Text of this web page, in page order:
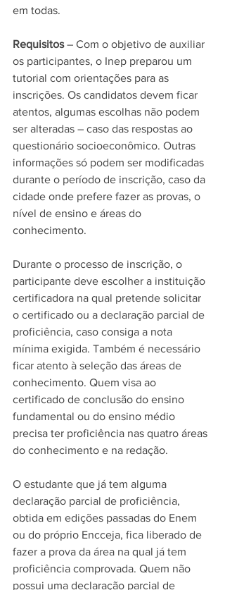
em todas.
Requisitos – Com o objetivo de auxiliar
os participantes, o Inep preparou um
tutorial com orientações para as
inscrições. Os candidatos devem ficar
atentos, algumas escolhas não podem
ser alteradas – caso das respostas ao
questionário socioeconômico. Outras
informações só podem ser modificadas
durante o período de inscrição, caso da
cidade onde prefere fazer as provas, o
nível de ensino e áreas do
conhecimento.
Durante o processo de inscrição, o
participante deve escolher a instituição
certificadora na qual pretende solicitar
o certificado ou a declaração parcial de
proficiência, caso consiga a nota
mínima exigida. Também é necessário
ficar atento à seleção das áreas de
conhecimento. Quem visa ao
certificado de conclusão do ensino
fundamental ou do ensino médio
precisa ter proficiência nas quatro áreas
do conhecimento e na redação.
O estudante que já tem alguma
declaração parcial de proficiência,
obtida em edições passadas do Enem
ou do próprio Encceja, fica liberado de
fazer a prova da área na qual já tem
proficiência comprovada. Quem não
possui uma declaração parcial de